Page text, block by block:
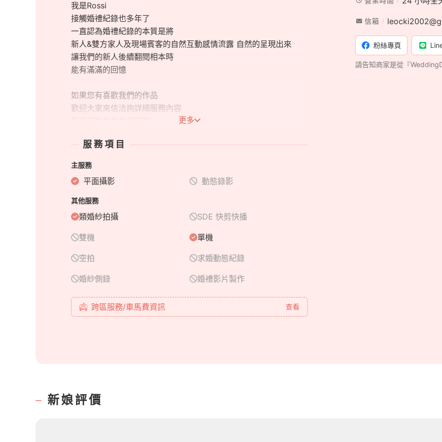
我是Rossi
接觸婚禮紀錄也多年了
一直認為婚禮紀錄的本質是將
新人&雙方家人及現場賓客的自然互動感情流露 自然的呈現出來
讓我們的新人後續翻閱相本時
能有滿滿的回憶
如果您有喜歡我們的作品
歡迎大家來信洽詢詳細服務內容
更多
服務項目
主服務
平面攝影 動態錄影
其他服務
類婚紗拍攝 SDE 快剪快播
雙機 單機
空拍 求婚動態紀錄
婚紗側錄 婚禮影片製作
跨區服務/車馬費資訊 查看
信箱
粉絲專頁
請告知商家是從『
新娘評價